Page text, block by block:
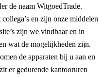
de naam WitgoedTrade.
en zijn onze middelen
zijn we vindbaar en in
wat de mogelijkheden zijn.
de apparaten bij u aan en
er gedurende kantooruren